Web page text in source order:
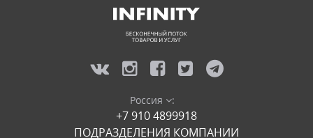
Россия :
+7 910 4899918
ПОДРАЗДЕЛЕНИЯ КОМПАНИИ